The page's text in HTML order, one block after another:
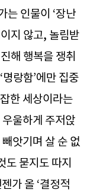
는 인물이 ‘장난
지 않고, 놀림받
해 행복을 쟁취
랑함’에만 집중
한 세상이라는
울하게 주저앉
앗기며 살 순 없
도 묻지도 따지
가 올 ‘결정적